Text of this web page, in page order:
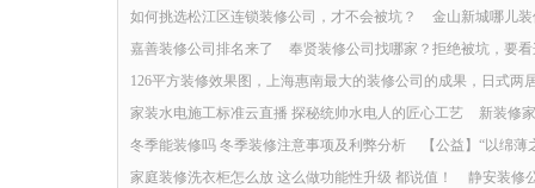
如何挑选松江区连锁装修公司，才不会被坑？
金山新城哪儿
嘉善装修公司排名来了
奉贤装修公司找哪家？拒绝被坑，要
126平方装修效果图，上海惠南最大的装修公司的成果，日式两
家装水电施工标准云直播 探秘统帅水电人的匠心工艺
新装修
冬季能装修吗 冬季装修注意事项及利弊分析
【公益】“以绵
家庭装修洗衣柜怎么放 这么做功能性升级 都说值！
静安装修